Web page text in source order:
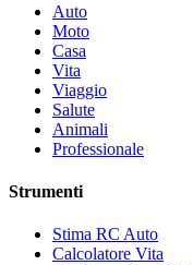
Auto
Moto
Casa
Vita
Viaggio
Salute
Animali
Professionale
Strumenti
Stima RC Auto
Calcolatore Vita